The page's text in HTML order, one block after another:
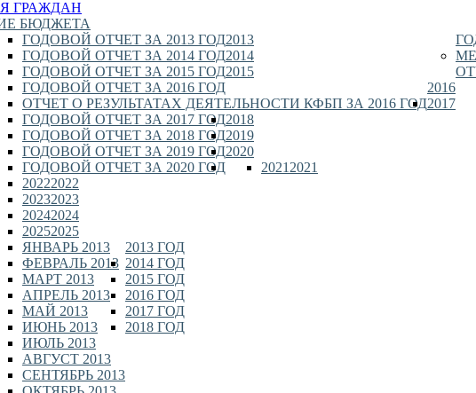
ГРАЖДАН
БЮДЖЕТА
2013
ГОДОВОЙ ОТЧЕТ ЗА 2013 ГОД
2014
ГОДОВОЙ ОТЧЕТ ЗА 2014 ГОД
2015
ГОДОВОЙ ОТЧЕТ ЗА 2015 ГОД
2016
ГОДОВОЙ ОТЧЕТ ЗА 2016 ГОД
ОТЧЕТ О РЕЗУЛЬТАТАХ ДЕЯТЕЛЬНОСТИ КФБП ЗА 2016 ГОД2017
ГОДОВОЙ ОТЧЕТ ЗА 2017 ГОД2018
ГОДОВОЙ ОТЧЕТ ЗА 2018 ГОД2019
ГОДОВОЙ ОТЧЕТ ЗА 2019 ГОД2020
ГОДОВОЙ ОТЧЕТ ЗА 2020 ГОД
2021
2021
2022
2022
2023
2023
2024
2024
2025
2025
2013 ГОД
ЯНВАРЬ 2013
ФЕВРАЛЬ 2013
МАРТ 2013
АПРЕЛЬ 2013
МАЙ 2013
ИЮНЬ 2013
ИЮЛЬ 2013
АВГУСТ 2013
СЕНТЯБРЬ 2013
2014 ГОД
2015 ГОД
2016 ГОД
2017 ГОД
2018 ГОД